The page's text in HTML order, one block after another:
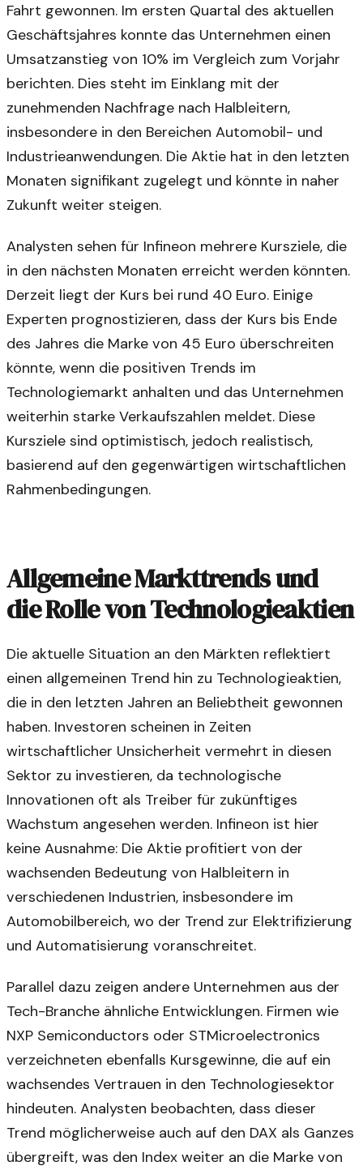
Fahrt gewonnen. Im ersten Quartal des aktuellen
Geschäftsjahres konnte das Unternehmen einen
Umsatzanstieg von 10% im Vergleich zum Vorjahr
berichten. Dies steht im Einklang mit der
zunehmenden Nachfrage nach Halbleitern,
insbesondere in den Bereichen Automobil- und
Industrieanwendungen. Die Aktie hat in den letzten
Monaten signifikant zugelegt und könnte in naher
Zukunft weiter steigen.
Analysten sehen für Infineon mehrere Kursziele, die
in den nächsten Monaten erreicht werden könnten.
Derzeit liegt der Kurs bei rund 40 Euro. Einige
Experten prognostizieren, dass der Kurs bis Ende
des Jahres die Marke von 45 Euro überschreiten
könnte, wenn die positiven Trends im
Technologiemarkt anhalten und das Unternehmen
weiterhin starke Verkaufszahlen meldet. Diese
Kursziele sind optimistisch, jedoch realistisch,
basierend auf den gegenwärtigen wirtschaftlichen
Rahmenbedingungen.
Allgemeine Markttrends und
die Rolle von Technologieaktien
Die aktuelle Situation an den Märkten reflektiert
einen allgemeinen Trend hin zu Technologieaktien,
die in den letzten Jahren an Beliebtheit gewonnen
haben. Investoren scheinen in Zeiten
wirtschaftlicher Unsicherheit vermehrt in diesen
Sektor zu investieren, da technologische
Innovationen oft als Treiber für zukünftiges
Wachstum angesehen werden. Infineon ist hier
keine Ausnahme: Die Aktie profitiert von der
wachsenden Bedeutung von Halbleitern in
verschiedenen Industrien, insbesondere im
Automobilbereich, wo der Trend zur Elektrifizierung
und Automatisierung voranschreitet.
Parallel dazu zeigen andere Unternehmen aus der
Tech-Branche ähnliche Entwicklungen. Firmen wie
NXP Semiconductors oder STMicroelectronics
verzeichneten ebenfalls Kursgewinne, die auf ein
wachsendes Vertrauen in den Technologiesektor
hindeuten. Analysten beobachten, dass dieser
Trend möglicherweise auch auf den DAX als Ganzes
übergreift, was den Index weiter an die Marke von